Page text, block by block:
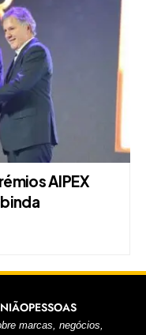
AIPEX
PESSOAS
marcas, negócios,